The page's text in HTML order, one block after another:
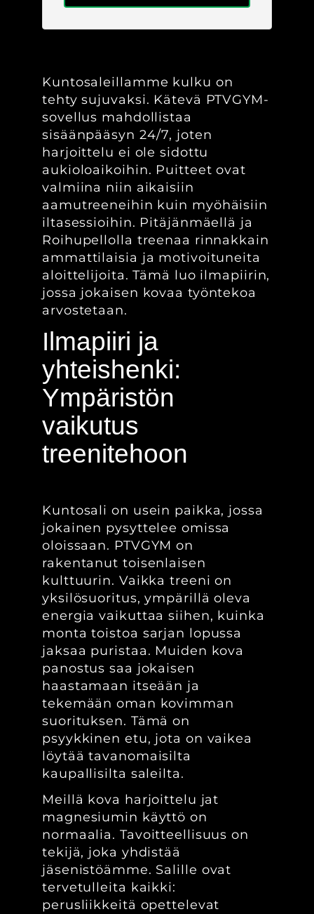
Kuntosaleillamme kulku on
tehty sujuvaksi. Kätevä PTVGYM-
sovellus mahdollistaa
sisäänpääsyn 24/7, joten
harjoittelu ei ole sidottu
aukioloaikoihin. Puitteet ovat
valmiina niin aikaisiin
aamutreeneihin kuin myöhäisiin
iltasessioihin. Pitäjänmäellä ja
Roihupellolla treenaa rinnakkain
ammattilaisia ja motivoituneita
aloittelijoita. Tämä luo ilmapiirin,
jossa jokaisen kovaa työntekoa
arvostetaan.
Ilmapiiri ja
yhteishenki:
Ympäristön
vaikutus
treenitehoon
Kuntosali on usein paikka, jossa
jokainen pysyttelee omissa
oloissaan. PTVGYM on
rakentanut toisenlaisen
kulttuurin. Vaikka treeni on
yksilösuoritus, ympärillä oleva
energia vaikuttaa siihen, kuinka
monta toistoa sarjan lopussa
jaksaa puristaa. Muiden kova
panostus saa jokaisen
haastamaan itseään ja
tekemään oman kovimman
suorituksen. Tämä on
psyykkinen etu, jota on vaikea
löytää tavanomaisilta
kaupallisilta saleilta.
Meillä kova harjoittelu jat
magnesiumin käyttö on
normaalia. Tavoitteellisuus on
tekijä, joka yhdistää
jäsenistöämme. Salille ovat
tervetulleita kaikki:
perusliikkeitä opettelevat